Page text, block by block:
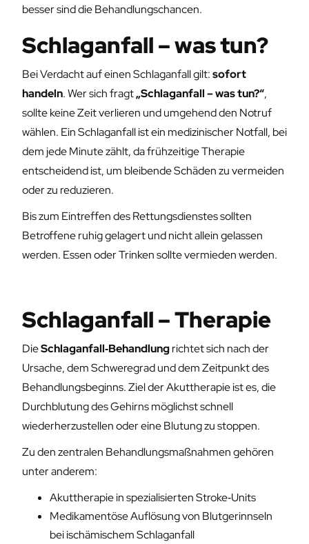
besser sind die Behandlungschancen.
Schlaganfall – was tun?
Bei Verdacht auf einen Schlaganfall gilt:sofort
handeln. Wer sich fragt„Schlaganfall – was tun?“,
sollte keine Zeit verlieren und umgehend den Notruf
wählen. Ein Schlaganfall ist ein medizinischer Notfall, bei
dem jede Minute zählt, da frühzeitige Therapie
entscheidend ist, um bleibende Schäden zu vermeiden
oder zu reduzieren.
Bis zum Eintreffen des Rettungsdienstes sollten
Betroffene ruhig gelagert und nicht allein gelassen
werden. Essen oder Trinken sollte vermieden werden.
Schlaganfall – Therapie
DieSchlaganfall‑Behandlungrichtet sich nach der
Ursache, dem Schweregrad und dem Zeitpunkt des
Behandlungsbeginns. Ziel der Akuttherapie ist es, die
Durchblutung des Gehirns möglichst schnell
wiederherzustellen oder eine Blutung zu stoppen.
Zu den zentralen Behandlungsmaßnahmen gehören
unter anderem:
Akuttherapie in spezialisierten Stroke‑Units
Medikamentöse Auflösung von Blutgerinnseln
bei ischämischem Schlaganfall